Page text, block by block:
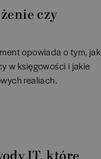
czy
opowiada o tym, jak
w księgowości i jakie
realiach.